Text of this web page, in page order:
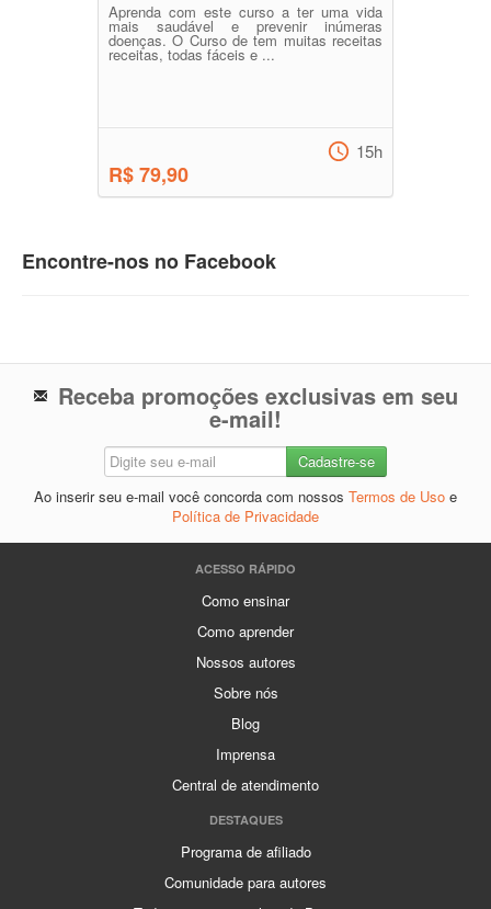
Aprenda com este curso a ter uma vida
mais saudável e prevenir inúmeras
doenças. O Curso de tem muitas receitas
receitas, todas fáceis e ...
R$ 79,90
15h
Encontre-nos no Facebook
Receba promoções exclusivas em seu
e-mail!
Ao inserir seu e-mail você concorda com nossos Termos de Uso e
Política de Privacidade
ACESSO RÁPIDO
Como ensinar
Como aprender
Nossos autores
Sobre nós
Blog
Imprensa
Central de atendimento
DESTAQUES
Programa de afiliado
Comunidade para autores